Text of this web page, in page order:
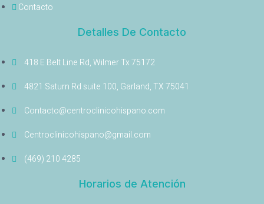
Contacto
Detalles De Contacto
418 E Belt Line Rd, Wilmer Tx 75172
4821 Saturn Rd suite 100, Garland, TX 75041
Contacto@centroclinicohispano.com
Centroclinicohispano@gmail.com
(469) 210 4285
Horarios de Atención